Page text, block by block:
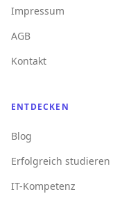
Impressum
AGB
Kontakt
ENTDECKEN
Blog
Erfolgreich studieren
IT-Kompetenz